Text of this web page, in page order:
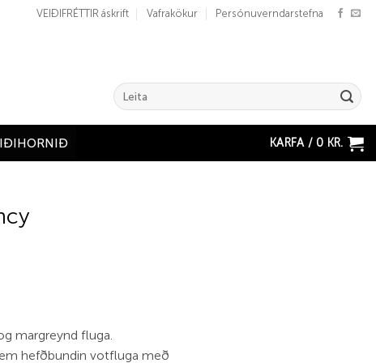
VEIÐIFRÉTTIR áskrift Vafrakökur Persónuverndarstefna
Search
for:
KARFA / 0 KR.
margreynd fluga.
hefðbundin votfluga með